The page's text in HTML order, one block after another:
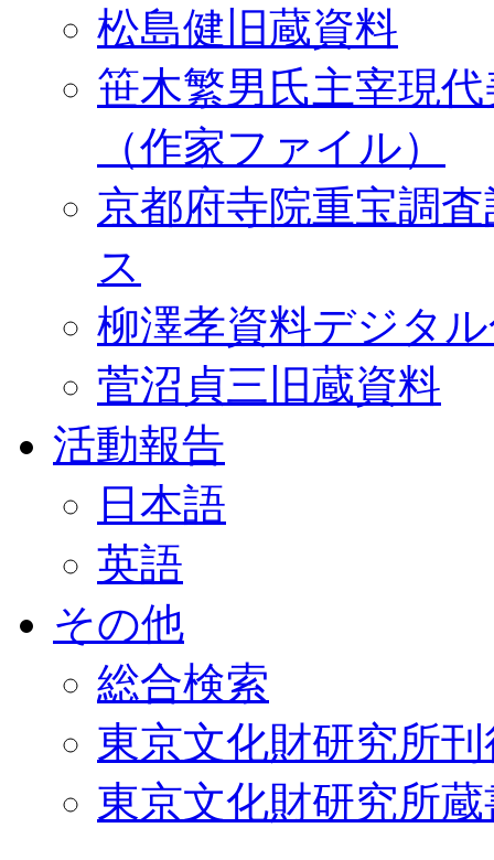
松島健旧蔵資料
笹木繁男氏主宰現
（作家ファイル）
京都府寺院重宝調
ス
柳澤孝資料デジタ
菅沼貞三旧蔵資料
活動報告
日本語
英語
その他
総合検索
東京文化財研究所
東京文化財研究所